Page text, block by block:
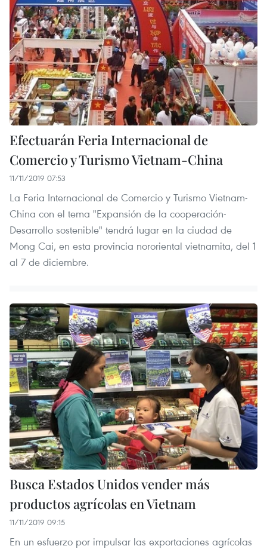
Efectuarán Feria Internacional de
Comercio y Turismo Vietnam-China
11/11/2019 07:53
La Feria Internacional de Comercio y Turismo Vietnam-
China con el tema "Expansión de la cooperación-
Desarrollo sostenible" tendrá lugar en la ciudad de
Mong Cai, en esta provincia nororiental vietnamita, del 1
al 7 de diciembre.
Busca Estados Unidos vender más
productos agrícolas en Vietnam
11/11/2019 09:15
En un esfuerzo por impulsar las exportaciones agrícolas